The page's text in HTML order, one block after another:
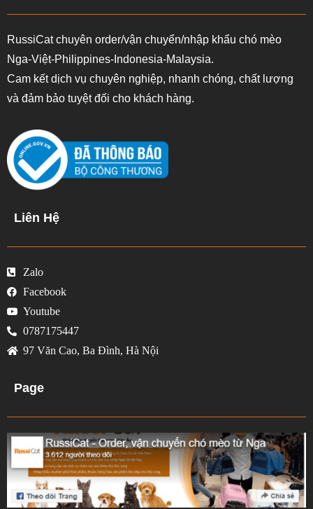
RussiCat chuyên order/vận chuyển/nhập khẩu chó mèo
Nga-Việt-Philippines-Indonesia-Malaysia.
Cam kết dịch vụ chuyên nghiệp, nhanh chóng, chất lượng
và đảm bảo tuyệt đối cho khách hàng.
Liên Hệ
Zalo
Facebook
Youtube
0787175447
97 Văn Cao, Ba Đình, Hà Nội
Page